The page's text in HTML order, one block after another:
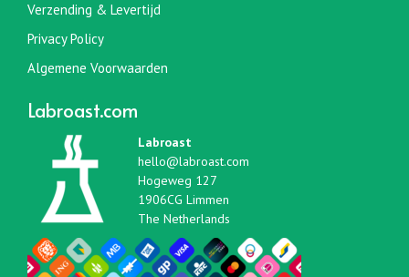
Verzending & Levertijd
Privacy Policy
Algemene Voorwaarden
Labroast.com
Labroast
hello@labroast.com
Hogeweg 127
1906CG Limmen
The Netherlands